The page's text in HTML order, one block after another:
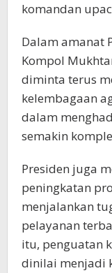
komandan
Dalam amanat
Kompol
diminta terus
kelembagaan
dalam
semakin
Presiden juga
peningkatan
menjalankan
pelayanan
itu, penguatan
dinilai menjadi